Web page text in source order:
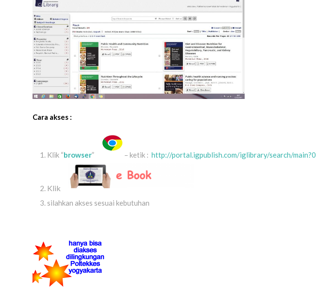
Cara akses :
Klik “browser” – ketik : http://portal.igpublish.com/iglibrary/search/main?0
Klik
silahkan akses sesuai kebutuhan